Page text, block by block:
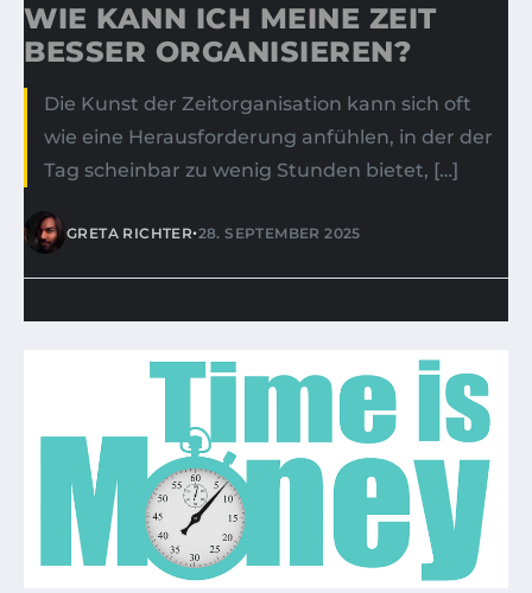
WIE KANN ICH MEINE ZEIT
BESSER ORGANISIEREN?
Die Kunst der Zeitorganisation kann sich oft
wie eine Herausforderung anfühlen, in der der
Tag scheinbar zu wenig Stunden bietet, […]
GRETA RICHTER•28. SEPTEMBER 2025